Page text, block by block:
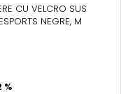
CU VELCRO SUS
NEGRE, M
%